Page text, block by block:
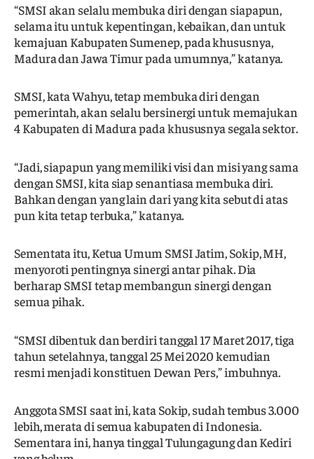
“SMSI akan selalu membuka diri dengan siapapun,
selama itu untuk kepentingan, kebaikan, dan untuk
kemajuan Kabupaten Sumenep, pada khususnya,
Madura dan Jawa Timur pada umumnya,” katanya.
SMSI, kata Wahyu, tetap membuka diri dengan
pemerintah, akan selalu bersinergi untuk memajukan
4 Kabupaten di Madura pada khususnya segala sektor.
“Jadi, siapapun yang memiliki visi dan misi yang sama
dengan SMSI, kita siap senantiasa membuka diri.
Bahkan dengan yang lain dari yang kita sebut di atas
pun kita tetap terbuka,” katanya.
Sementata itu, Ketua Umum SMSI Jatim, Sokip, MH,
menyoroti pentingnya sinergi antar pihak. Dia
berharap SMSI tetap membangun sinergi dengan
semua pihak.
“SMSI dibentuk dan berdiri tanggal 17 Maret 2017, tiga
tahun setelahnya, tanggal 25 Mei 2020 kemudian
resmi menjadi konstituen Dewan Pers,” imbuhnya.
Anggota SMSI saat ini, kata Sokip, sudah tembus 3.000
lebih, merata di semua kabupaten di Indonesia.
Sementara ini, hanya tinggal Tulungagung dan Kediri